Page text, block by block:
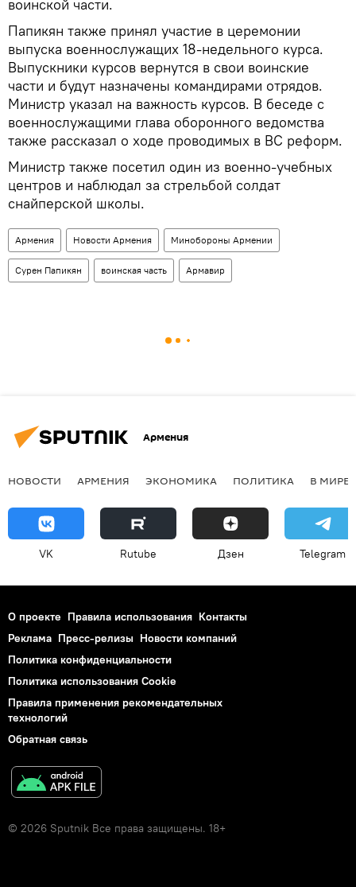
воинской части.
Папикян также принял участие в церемонии
выпуска военнослужащих 18-недельного курса.
Выпускники курсов вернутся в свои воинские
части и будут назначены командирами отрядов.
Министр указал на важность курсов. В беседе с
военнослужащими глава оборонного ведомства
также рассказал о ходе проводимых в ВС реформ.
Министр также посетил один из военно-учебных
центров и наблюдал за стрельбой солдат
снайперской школы.
Армения Новости Армения Минобороны Армении
Сурен Папикян воинская часть Армавир
Армения
НОВОСТИ АРМЕНИЯ ЭКОНОМИКА ПОЛИТИКА В МИРЕ
VK Rutube Дзен Telegram
О проекте Правила использования Контакты
Реклама Пресс-релизы Новости компаний
Политика конфиденциальности
Политика использования Cookie
Правила применения рекомендательных
технологий
Обратная связь
© 2026 Sputnik Все права защищены. 18+